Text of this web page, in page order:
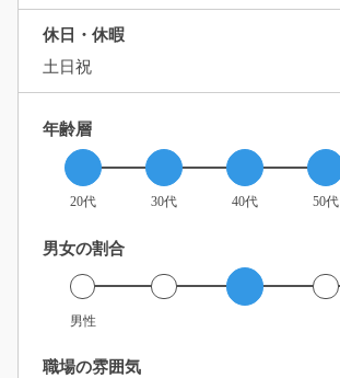
休日・休暇
土日祝
年齢層
20代 30代 40代 50代
男女の割合
男性
職場の雰囲気